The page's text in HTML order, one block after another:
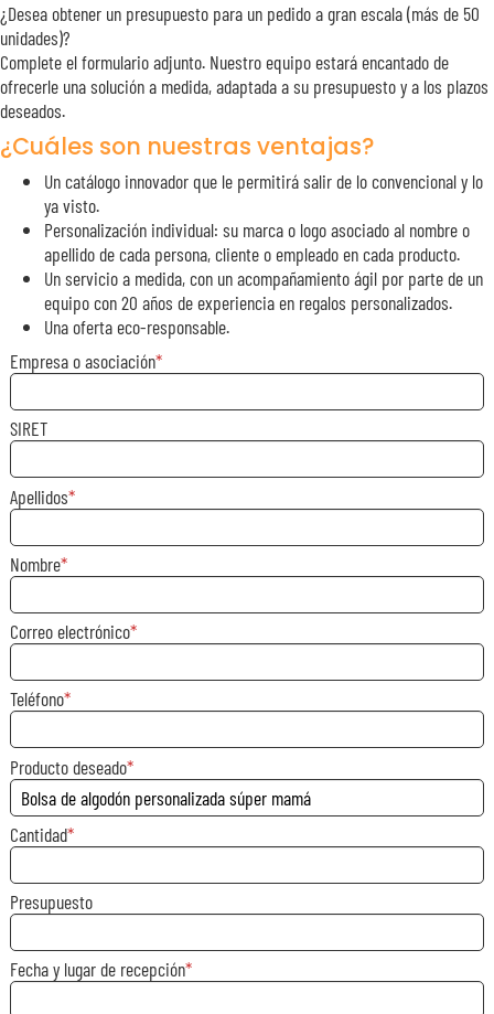
¿Desea obtener un presupuesto para un pedido a gran escala (más de 50
unidades)?
Complete el formulario adjunto. Nuestro equipo estará encantado de
ofrecerle una solución a medida, adaptada a su presupuesto y a los plazos
deseados.
¿Cuáles son nuestras ventajas?
Un catálogo innovador que le permitirá salir de lo convencional y lo
ya visto.
Personalización individual: su marca o logo asociado al nombre o
apellido de cada persona, cliente o empleado en cada producto.
Un servicio a medida, con un acompañamiento ágil por parte de un
equipo con 20 años de experiencia en regalos personalizados.
Una oferta eco-responsable.
Empresa o asociación
SIRET
Apellidos
Nombre
Correo electrónico
Teléfono
Producto deseado
Cantidad
Presupuesto
Fecha y lugar de recepción